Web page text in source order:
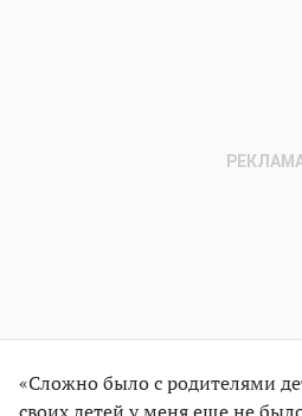
«Сложно было с родителями